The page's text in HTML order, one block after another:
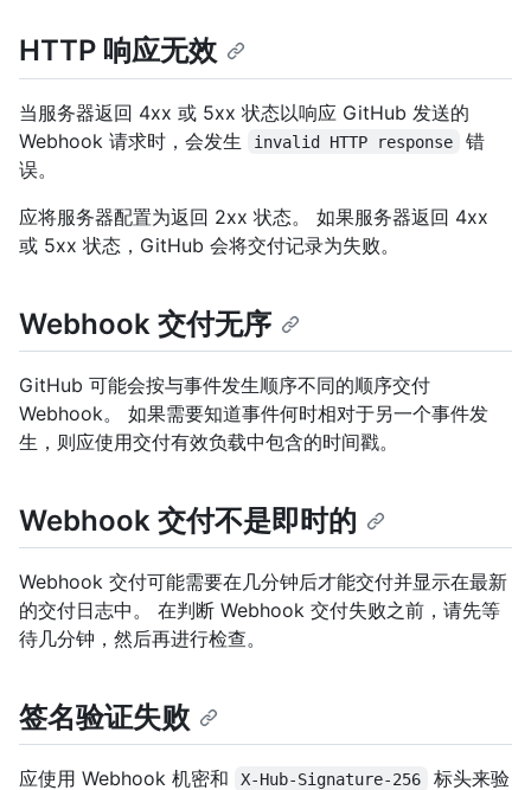
HTTP 响应无效
当服务器返回 4xx 或 5xx 状态以响应 GitHub 发送的
Webhook 请求时，会发生
invalid HTTP response
错
误。
应将服务器配置为返回 2xx 状态。 如果服务器返回 4xx
或 5xx 状态，GitHub 会将交付记录为失败。
Webhook 交付无序
GitHub 可能会按与事件发生顺序不同的顺序交付
Webhook。 如果需要知道事件何时相对于另一个事件发
生，则应使用交付有效负载中包含的时间戳。
Webhook 交付不是即时的
Webhook 交付可能需要在几分钟后才能交付并显示在最新
的交付日志中。 在判断 Webhook 交付失败之前，请先等
待几分钟，然后再进行检查。
签名验证失败
应使用 Webhook 机密和 X-Hub-Signature-256
标头来验